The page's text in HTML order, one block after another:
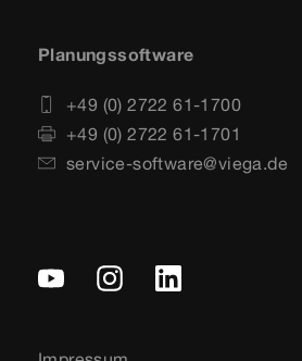
Planungssoftware
+49 (0) 2722 61-1700
+49 (0) 2722 61-1701
service-software@viega.de